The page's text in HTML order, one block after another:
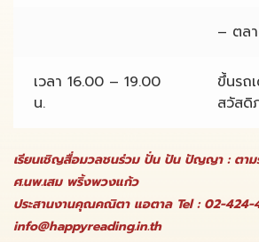
– ตล
เวลา 16.00 – 19.00
น.
ขึ้นรถ
สวัสดิ
เรียนเชิญสื่อมวลชนร่วม ปั่น ปัน ปัญญา : ตา
ศ.นพ.เสม พริ้งพวงแก้ว
ประสานงานคุณคณิตา แอตาล Tel : 02-424-
info@happyreading.in.th